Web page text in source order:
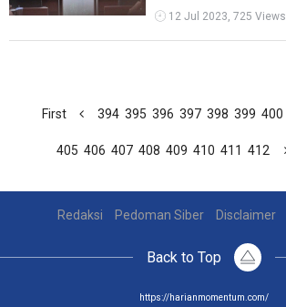
penyelenggaraa ...
12 Jul 2023, 725 Views
First 394 395 396 397 398 399 400
405 406 407 408 409 410 411 412
Redaksi Pedoman Siber Disclaimer
Back to Top
https://harianmomentum.com/